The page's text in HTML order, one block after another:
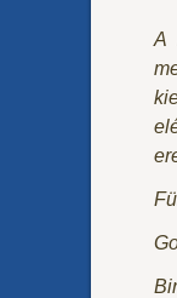
A